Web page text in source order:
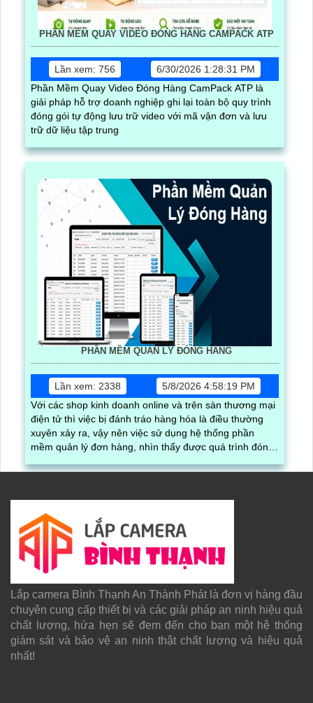
PHẦN MỀM QUAY VIDEO ĐÓNG HÀNG CAMPACK ATP
Lần xem: 756
6/30/2026 1:28:31 PM
Phần Mềm Quay Video Đóng Hàng CamPack ATP là
giải pháp hỗ trợ doanh nghiệp ghi lại toàn bộ quy trình
đóng gói tự động lưu trữ video với mã vận đơn và lưu
trữ dữ liệu tập trung
PHẦN MỀM QUẢN LÝ ĐÓNG HÀNG
Lần xem: 2338
5/8/2026 4:58:19 PM
Với các shop kinh doanh online và trên sàn thương mại
điện tử thì việc bị đánh tráo hàng hóa là điều thường
xuyên xảy ra, vậy nên việc sử dụng hệ thống phần
mềm quản lý đơn hàng, nhìn thấy được quá trình đóng
được ghi lại một cách dễ dàng
Lắp camera Bình Thạnh An Thành Phát là đơn vị hàng đầu
chuyên cung cấp thiết bị và các giải pháp an ninh hiệu quả
chất lượng, hứa hẹn sẽ đem đến cho bạn một hệ thống
giám sát và bảo vệ an ninh thật chất lượng và hiệu quả
nhất!